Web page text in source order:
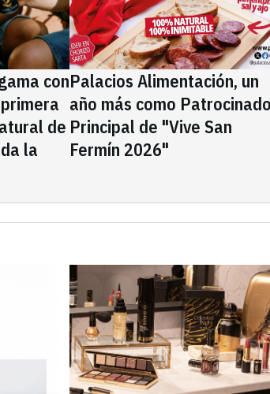
con
de
la
Palacios Alimentación, un
año más como
Principal de "Vive San
Fermín 2026"